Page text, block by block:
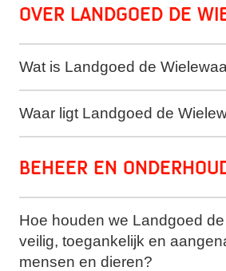
Over Landgoed de
Wat is Landgoed de
Waar ligt Landgoed de
Beheer en
Hoe houden we Landgoed de
veilig, toegankelijk en
mensen en dieren?